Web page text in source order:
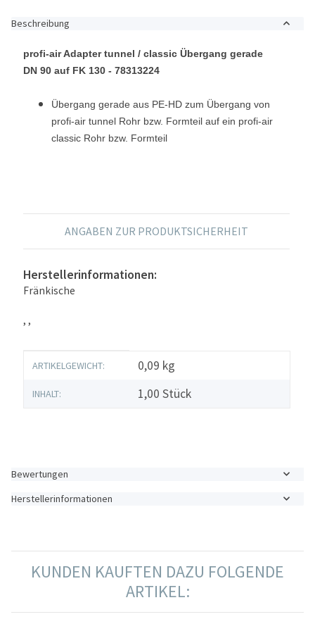
Beschreibung
profi-air Adapter tunnel / classic Übergang gerade
DN 90 auf FK 130 - 78313224
Übergang gerade aus PE-HD zum Übergang von
profi-air tunnel Rohr bzw. Formteil auf ein profi-air
classic Rohr bzw. Formteil
ANGABEN ZUR PRODUKTSICHERHEIT
Herstellerinformationen:
Fränkische
, ,
Produkteigenschaft
Wert
ARTIKELGEWICHT: 0,09 kg
INHALT: 1,00 Stück
Bewertungen
Herstellerinformationen
KUNDEN KAUFTEN DAZU FOLGENDE
ARTIKEL: